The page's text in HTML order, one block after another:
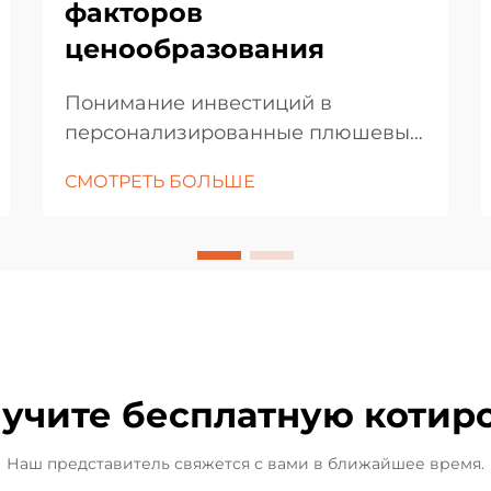
факторов
ценообразования
Понимание инвестиций в
персонализированные плюшевые
плюшевых игрушек представляет
искусства, производственного
СМОТРЕТЬ БОЛЬШЕ
бесплатную
Наш представитель свяжется с вами в ближайшее время.